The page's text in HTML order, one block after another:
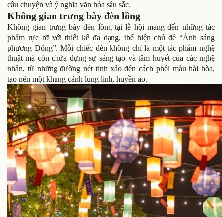
câu chuyện và ý nghĩa văn hóa sâu sắc.
Không gian trưng bày đèn lồng
Không gian trưng bày đèn lồng tại lễ hội mang đến những tác
phẩm rực rỡ với thiết kế đa dạng, thể hiện chủ đề “Ánh sáng
phương Đông”. Mỗi chiếc đèn không chỉ là một tác phẩm nghệ
thuật mà còn chứa đựng sự sáng tạo và tâm huyết của các nghệ
nhân, từ những đường nét tinh xảo đến cách phối màu hài hòa,
tạo nên một khung cảnh lung linh, huyền ảo.